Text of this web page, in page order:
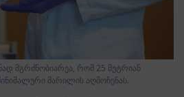
მგრძნობიარეა, რომ 25 მეტრიან
მარილის აღმოჩენას.